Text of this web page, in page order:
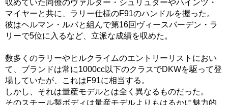
収めていた同僚のヴァルター・シュリュターやハインツ・
マイヤーと共に、ラリー仕様のF91のハンドルを握った。
彼はヘルマン・ルバと組んで第16回ヴィースバーデン・ラ
リーで5位に入るなど、立派な成績を収めた。
数多くのラリーやヒルクライムのエントリーリストにおい
て、ブランドは常に1000cc以下のクラスでDKWを駆って登
場していたが、これはF91に相当する。
しかし、それは量産モデルとは全く異なるものだった。
そのスチール製ボディは量産モデルよりもはるかに魅力的